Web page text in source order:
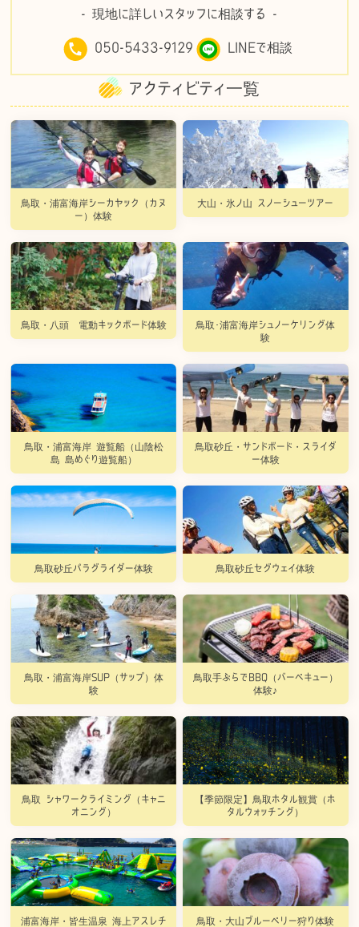
- 現地に詳しいスタッフに相談する -
050-5433-9129 LINEで相談
アクティビティ一覧
鳥取・浦富海岸シーカヤック（カヌ
ー）体験
大山・氷ノ山 スノーシューツアー
鳥取・八頭 電動キックボード体験
鳥取･浦富海岸シュノーケリング体
験
鳥取・浦富海岸 遊覧船（山陰松
島 島めぐり遊覧船）
鳥取砂丘・サンドボード・スライダ
ー体験
鳥取砂丘パラグライダー体験 鳥取砂丘セグウェイ体験
鳥取・浦富海岸SUP（サップ）体
験
鳥取手ぶらでBBQ（バーベキュー）
体験♪
鳥取 シャワークライミング（キャニ
オニング）
【季節限定】鳥取ホタル観賞（ホ
タルウォッチング）
浦富海岸・皆生温泉 海上アスレチ
鳥取・大山ブルーベリー狩り体験